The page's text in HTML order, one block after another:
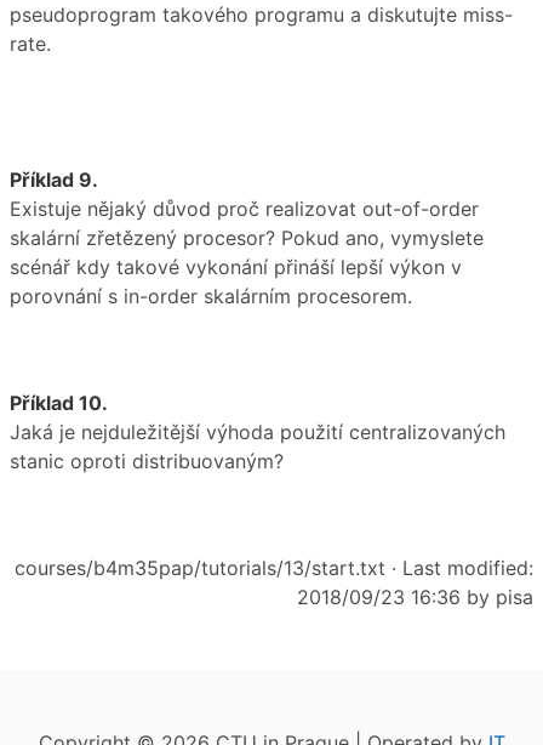
pseudoprogram takového programu a diskutujte miss-
rate.
Příklad 9.
Existuje nějaký důvod proč realizovat out-of-order
skalární zřetězený procesor? Pokud ano, vymyslete
scénář kdy takové vykonání přináší lepší výkon v
porovnání s in-order skalárním procesorem.
Příklad 10.
Jaká je nejduležitější výhoda použití centralizovaných
stanic oproti distribuovaným?
courses/b4m35pap/tutorials/13/start.txt · Last modified:
2018/09/23 16:36 by pisa